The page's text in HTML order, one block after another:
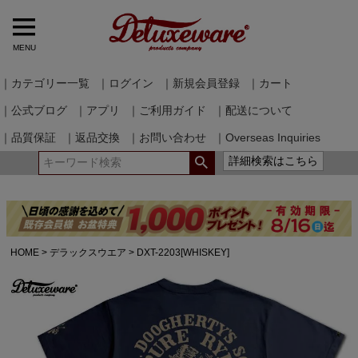
MENU
｜カテゴリー一覧 ｜ログイン ｜新規会員登録 ｜カート
｜公式ブログ ｜アプリ ｜ご利用ガイド ｜配送について
｜品質保証 ｜返品交換 ｜お問い合わせ
｜Overseas Inquiries
詳細検索はこちら
HOME デラックスウエア DXT-2203[WHISKEY]